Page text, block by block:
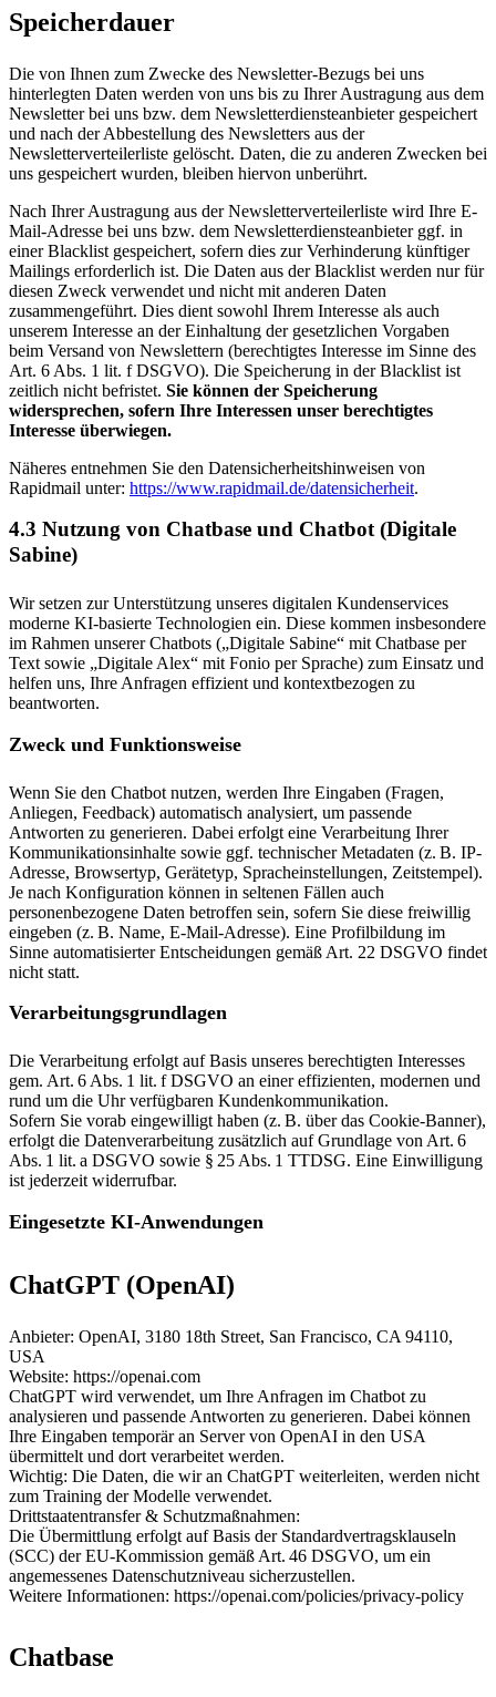
Speicherdauer
Die von Ihnen zum Zwecke des Newsletter-Bezugs bei uns
hinterlegten Daten werden von uns bis zu Ihrer Austragung aus dem
Newsletter bei uns bzw. dem Newsletterdiensteanbieter gespeichert
und nach der Abbestellung des Newsletters aus der
Newsletterverteilerliste gelöscht. Daten, die zu anderen Zwecken bei
uns gespeichert wurden, bleiben hiervon unberührt.
Nach Ihrer Austragung aus der Newsletterverteilerliste wird Ihre E-
Mail-Adresse bei uns bzw. dem Newsletterdiensteanbieter ggf. in
einer Blacklist gespeichert, sofern dies zur Verhinderung künftiger
Mailings erforderlich ist. Die Daten aus der Blacklist werden nur für
diesen Zweck verwendet und nicht mit anderen Daten
zusammengeführt. Dies dient sowohl Ihrem Interesse als auch
unserem Interesse an der Einhaltung der gesetzlichen Vorgaben
beim Versand von Newslettern (berechtigtes Interesse im Sinne des
Art. 6 Abs. 1 lit. f DSGVO). Die Speicherung in der Blacklist ist
zeitlich nicht befristet. Sie können der Speicherung
widersprechen, sofern Ihre Interessen unser berechtigtes
Interesse überwiegen.
Näheres entnehmen Sie den Datensicherheitshinweisen von
Rapidmail unter: https://www.rapidmail.de/datensicherheit.
4.3 Nutzung von Chatbase und Chatbot (Digitale
Sabine)
Wir setzen zur Unterstützung unseres digitalen Kundenservices
moderne KI-basierte Technologien ein. Diese kommen insbesondere
im Rahmen unserer Chatbots („Digitale Sabine“ mit Chatbase per
Text sowie „Digitale Alex“ mit Fonio per Sprache) zum Einsatz und
helfen uns, Ihre Anfragen effizient und kontextbezogen zu
beantworten.
Zweck und Funktionsweise
Wenn Sie den Chatbot nutzen, werden Ihre Eingaben (Fragen,
Anliegen, Feedback) automatisch analysiert, um passende
Antworten zu generieren. Dabei erfolgt eine Verarbeitung Ihrer
Kommunikationsinhalte sowie ggf. technischer Metadaten (z. B. IP-
Adresse, Browsertyp, Gerätetyp, Spracheinstellungen, Zeitstempel).
Je nach Konfiguration können in seltenen Fällen auch
personenbezogene Daten betroffen sein, sofern Sie diese freiwillig
eingeben (z. B. Name, E-Mail-Adresse). Eine Profilbildung im
Sinne automatisierter Entscheidungen gemäß Art. 22 DSGVO findet
nicht statt.
Verarbeitungsgrundlagen
Die Verarbeitung erfolgt auf Basis unseres berechtigten Interesses
gem. Art. 6 Abs. 1 lit. f DSGVO an einer effizienten, modernen und
rund um die Uhr verfügbaren Kundenkommunikation.
Sofern Sie vorab eingewilligt haben (z. B. über das Cookie-Banner),
erfolgt die Datenverarbeitung zusätzlich auf Grundlage von Art. 6
Abs. 1 lit. a DSGVO sowie § 25 Abs. 1 TTDSG. Eine Einwilligung
ist jederzeit widerrufbar.
Eingesetzte KI-Anwendungen
ChatGPT (OpenAI)
Anbieter: OpenAI, 3180 18th Street, San Francisco, CA 94110,
USA
Website: https://openai.com
ChatGPT wird verwendet, um Ihre Anfragen im Chatbot zu
analysieren und passende Antworten zu generieren. Dabei können
Ihre Eingaben temporär an Server von OpenAI in den USA
übermittelt und dort verarbeitet werden.
Wichtig: Die Daten, die wir an ChatGPT weiterleiten, werden nicht
zum Training der Modelle verwendet.
Drittstaatentransfer & Schutzmaßnahmen:
Die Übermittlung erfolgt auf Basis der Standardvertragsklauseln
(SCC) der EU-Kommission gemäß Art. 46 DSGVO, um ein
angemessenes Datenschutzniveau sicherzustellen.
Weitere Informationen: https://openai.com/policies/privacy-policy
Chatbase